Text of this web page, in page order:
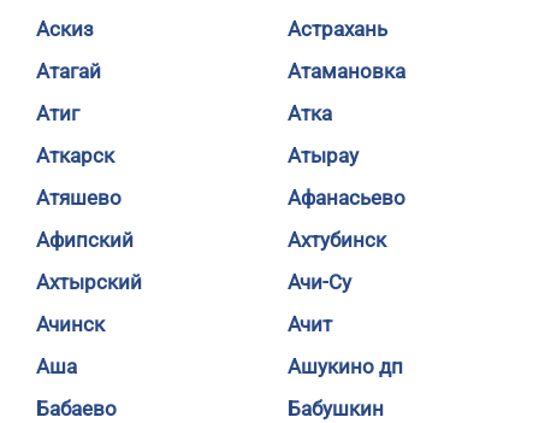
Аскиз
Астрахань
Атагай
Атамановка
Атиг
Атка
Аткарск
Атырау
Атяшево
Афанасьево
Афипский
Ахтубинск
Ахтырский
Ачи-Су
Ачинск
Ачит
Аша
Ашукино дп
Бабаево
Бабушкин